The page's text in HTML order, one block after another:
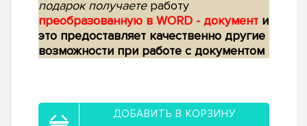
подарок получаетеработу
преобразованную в WORD - документ и
это предоставляет качественно другие
возможности при работе с документом
ДОБАВИТЬ В КОРЗИНУ